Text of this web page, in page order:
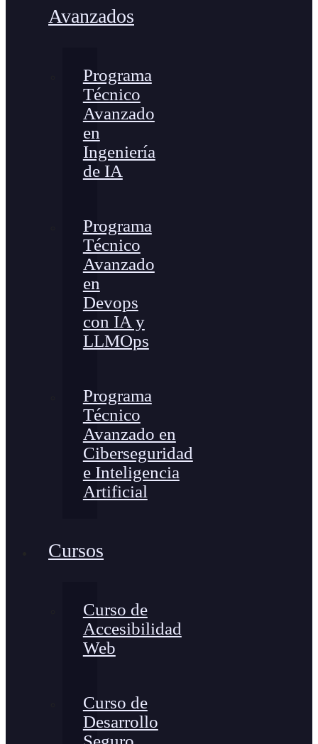
Avanzados
Programa
Técnico
Avanzado
en
Ingeniería
de IA
Programa
Técnico
Avanzado
en
Devops
con IA y
LLMOps
Programa
Técnico
Avanzado en
Ciberseguridad
e Inteligencia
Artificial
Cursos
Curso de
Accesibilidad
Web
Curso de
Desarrollo